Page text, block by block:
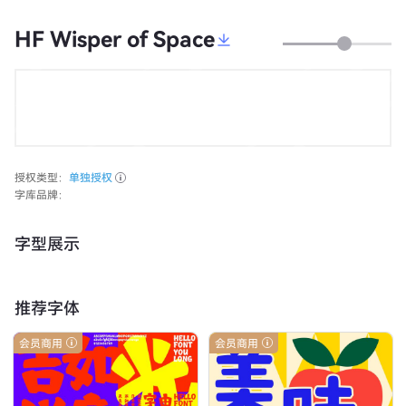
HF Wisper of Space
授权类型： 单独授权
字库品牌：
字型展示
推荐字体
会员商用 会员商用